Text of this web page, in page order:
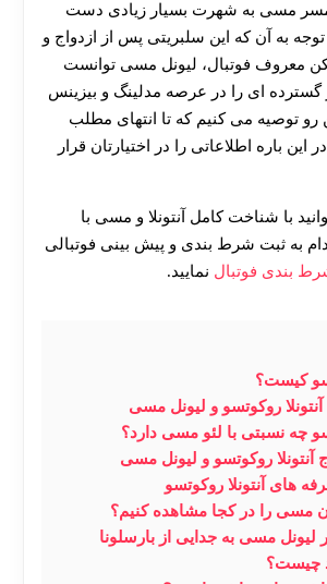
مسی به شهرت بسیار زیادی دست
به آن که این سلبریتی پس از ازدواج و
معروف فوتبال، لیونل مسی توانست
گسترده‌ ای را در عرصه مدلینگ و بیزینس
رو توصیه می کنیم که تا انتهای مطلب
این باره اطلاعاتی را در اختیارتان قرار
با شناخت کامل آنتونلا و مسی با
به ثبت شرط بندی و پیش بینی فوتبالی
بندی فوتبال نمایید.
کیست؟
روکوتسو و لیونل مسی
چه نسبتی با لئو مسی دارد؟
آنتونلا روکوتسو و لیونل مسی
های آنتونلا روکوتسو
را در کجا مشاهده کنیم؟
مسی به جدایی از بارسلونا
چیست؟